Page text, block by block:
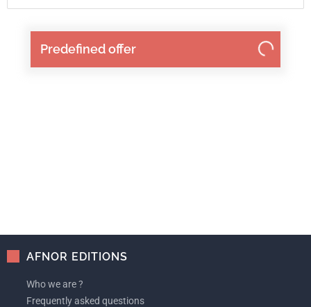
Predefined offer
AFNOR EDITIONS
Who we are ?
Frequently asked questions